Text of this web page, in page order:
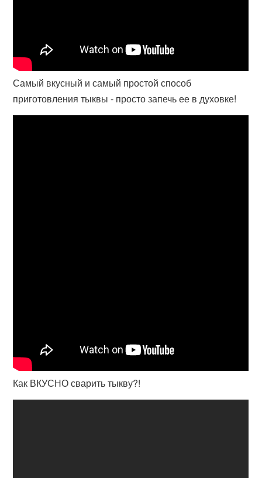
Самый вкусный и самый простой способ
приготовления тыквы - просто запечь ее в духовке!
Как ВКУСНО сварить тыкву?!